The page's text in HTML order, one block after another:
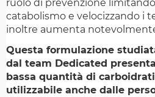
ruolo di prevenzione
catabolismo e velocizzando i
inoltre aumenta
Questa formulazione
dal team Dedicated
bassa quantità di
utilizzabile anche dalle